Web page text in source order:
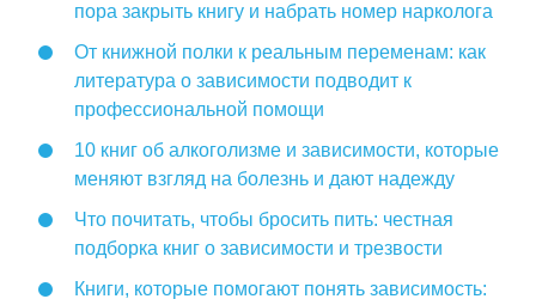
пора закрыть книгу и набрать номер нарколога
От книжной полки к реальным переменам: как
литература о зависимости подводит к
профессиональной помощи
10 книг об алкоголизме и зависимости, которые
меняют взгляд на болезнь и дают надежду
Что почитать, чтобы бросить пить: честная
подборка книг о зависимости и трезвости
Книги, которые помогают понять зависимость: